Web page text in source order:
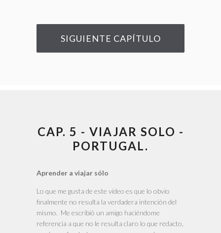
SIGUIENTE CAPÍTULO
CAP. 5 - VIAJAR SOLO -
PORTUGAL.
Aprender a viajar sólo
Lo que me gusta de este video es que lo obvio
finalmente no resulta la verdadera intención del
mismo. Me escribió un amigo haciéndome
referencia a que no le resulta claro lo que redacto,